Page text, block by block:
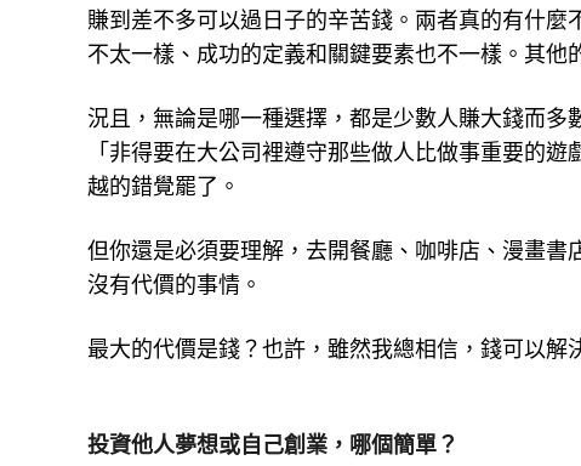
賺到差不多可以過日子的辛苦錢。兩者真的有什
不太一樣、成功的定義和關鍵要素也不一樣。其他
況且，無論是哪一種選擇，都是少數人賺大錢而
「非得要在大公司裡遵守那些做人比做事重要的
越的錯覺罷了。
但你還是必須要理解，去開餐廳、咖啡店、漫畫
沒有代價的事情。
最大的代價是錢？也許，雖然我總相信，錢可以解
投資他人夢想或自己創業，哪個簡單？